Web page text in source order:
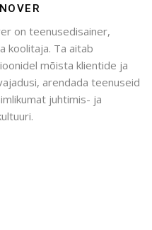
on teenusedisainer,
koolitaja. Ta aitab
mõista klientide ja
arendada teenuseid
juhtimis- ja